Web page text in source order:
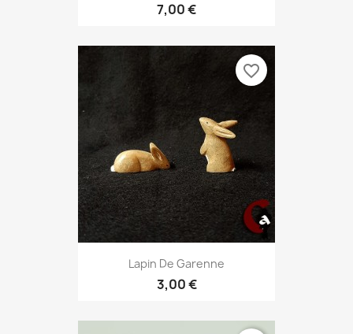
7,00 €
Lapin De Garenne
3,00 €
favorite_border